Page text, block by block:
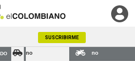
SUSCRIBIRME
no no